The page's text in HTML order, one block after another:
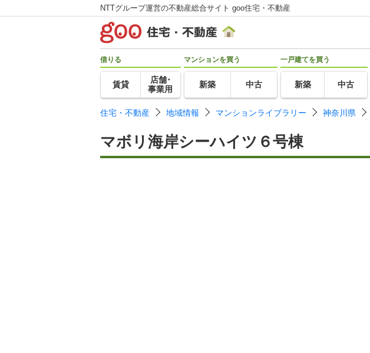
NTTグループ運営の不動産総合サイト goo住宅・不動産
借りる
賃貸
店舗･
事業用
マンションを買う
新築 中古
一戸建てを買う
新築 中古
住宅・不動産 地域情報 マンションライブラリー 神奈川県
マボリ海岸シーハイツ６号棟